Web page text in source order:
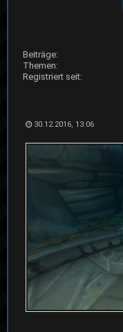
Beiträge:
Themen:
Registriert seit:
30.12.2016, 13:06